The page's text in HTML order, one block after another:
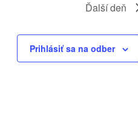
Ďalší deň
Prihlásiť sa na odber